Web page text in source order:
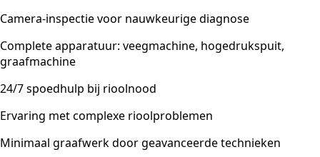
Camera-inspectie voor nauwkeurige diagnose
Complete apparatuur: veegmachine, hogedrukspuit,
graafmachine
24/7 spoedhulp bij rioolnood
Ervaring met complexe rioolproblemen
Minimaal graafwerk door geavanceerde technieken